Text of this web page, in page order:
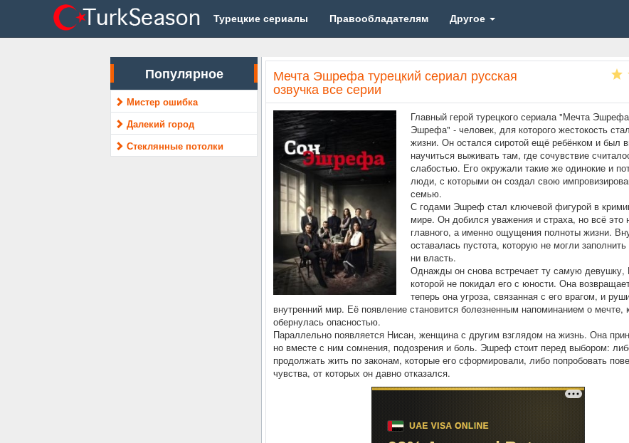
Турецкие сериалы Правообладателям Другое
Популярное
Мистер ошибка
Далекий город
Стеклянные потолки
Мечта Эшрефа турецкий сериал русская
озвучка все серии
Главный герой турецкого сериала "Мечта
Эшрефа" - человек, для которого жестокость
жизни. Он остался сиротой ещё ребёнком и был
научиться выживать там, где сочувствие
слабостью. Его окружали такие же одинокие и
люди, с которыми он создал свою
семью.
С годами Эшреф стал ключевой фигурой в
мире. Он добился уважения и страха, но всё это
главного, а именно ощущения полноты жизни.
оставалась пустота, которую не могли заполнить
ни власть.
Однажды он снова встречает ту самую девушку,
которой не покидал его с юности. Она
теперь она угроза, связанная с его врагом, и
внутренний мир. Её появление становится болезненным напоминанием о мечте,
обернулась опасностью.
Параллельно появляется Нисан, женщина с другим взглядом на жизнь. Она
но вместе с ним сомнения, подозрения и боль. Эшреф стоит перед выбором:
продолжать жить по законам, которые его сформировали, либо попробовать
чувства, от которых он давно отказался.